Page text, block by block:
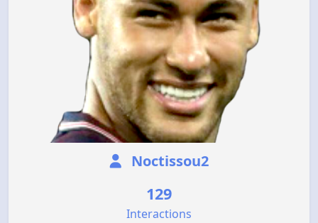
Noctissou2
129
Interactions